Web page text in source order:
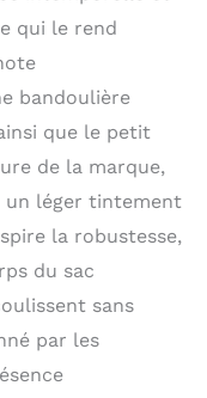
structure
lorsqu'il est
H 22, L 32, P
40
150 cm
1 Poche
+ 1
qui le rend
bandoulière
que le petit
de la marque,
un léger tintement
la robustesse,
du sac
sans
par les